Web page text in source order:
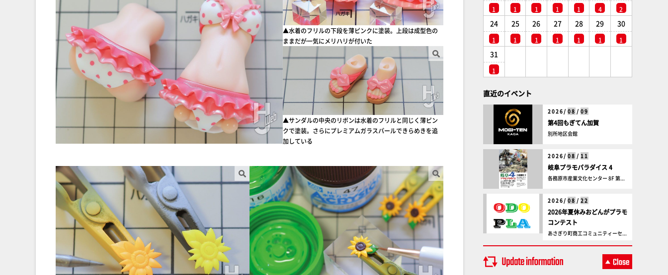
▲水着のフリルの下段を薄ピンクに塗装。上段は成型色の
ままだが一気にメリハリが付いた
▲サンダルの中央のリボンは水着のフリルと同じく薄ピン
クで塗装。さらにプレミアムガラスパールできらめきを追
加している
1 1 1 1 1 4 2
24
1
25
1
26
1
27
1
28
1
29
1
30
1
31
1
直近のイベント
2026/ 08 / 09
第4回もぎてん加賀
別所地区会館
2026/ 08 / 11
岐阜プラモパラダイス 4
各務原市産業文化センター 8F 第...
2026/ 08 / 22
2026年夏休みおどんがプラモ
コンテスト
あさぎり町商工コミュニティーセ...